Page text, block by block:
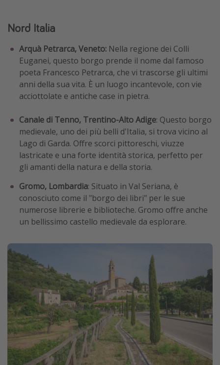
Nord Italia
Arquà Petrarca, Veneto: Nella regione dei Colli
Euganei, questo borgo prende il nome dal famoso
poeta Francesco Petrarca, che vi trascorse gli ultimi
anni della sua vita. È un luogo incantevole, con vie
acciottolate e antiche case in pietra.
Canale di Tenno, Trentino-Alto Adige: Questo borgo
medievale, uno dei più belli d'Italia, si trova vicino al
Lago di Garda. Offre scorci pittoreschi, viuzze
lastricate e una forte identità storica, perfetto per
gli amanti della natura e della storia.
Gromo, Lombardia: Situato in Val Seriana, è
conosciuto come il "borgo dei libri" per le sue
numerose librerie e biblioteche. Gromo offre anche
un bellissimo castello medievale da esplorare.